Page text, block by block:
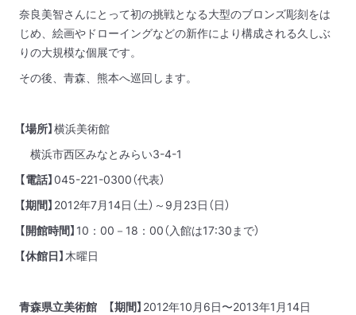
奈良美智さんにとって初の挑戦となる大型のブロンズ彫刻をは
じめ、絵画やドローイングなどの新作により構成される久しぶ
りの大規模な個展です。
その後、青森、熊本へ巡回します。
【場所】横浜美術館
横浜市西区みなとみらい3-4-1
【電話】045-221-0300（代表）
【期間】 2012年7月14日（土）～9月23日（日）
【開館時間】 10：00－18：00（入館は17:30まで）
【休館日】木曜日
青森県立美術館 【期間】 2012年10月6日〜2013年1月14日